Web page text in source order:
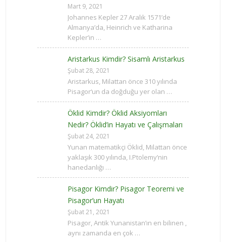
Mart 9, 2021
Johannes Kepler 27 Aralık 1571’de
Almanya’da, Heinrich ve Katharina
Kepler’in …
Aristarkus Kimdir? Sisamlı Aristarkus
Şubat 28, 2021
Aristarkus, Milattan önce 310 yılında
Pisagor‘un da doğduğu yer olan …
Öklid Kimdir? Öklid Aksiyomları
Nedir? Öklid’in Hayatı ve Çalışmaları
Şubat 24, 2021
Yunan matematikçi Öklid, Milattan önce
yaklaşık 300 yılında, I.Ptolemy’nin
hanedanlığı …
Pisagor Kimdir? Pisagor Teoremi ve
Pisagor’un Hayatı
Şubat 21, 2021
Pisagor, Antik Yunanistan’ın en bilinen ,
aynı zamanda en çok …